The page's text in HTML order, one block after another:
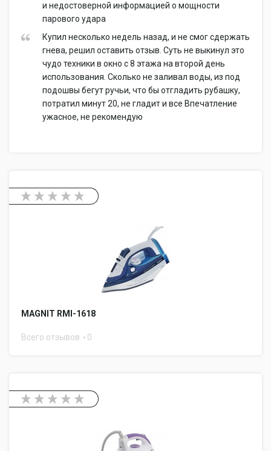
и недостоверной информацией о мощности
парового удара
Купил несколько недель назад, и не смог сдержать
гнева, решил оставить отзыв. Суть не выкинул это
чудо техники в окно с 8 этажа на второй день
использования. Сколько не заливал воды, из под
подошвы бегут ручьи, что бы отгладить рубашку,
потратил минут 20, не гладит и все Впечатление
ужасное, не рекомендую
MAGNIT RMI-1618
Всего отзывов 0